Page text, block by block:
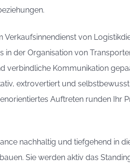
Verkaufsinnendienst von
in der Organisation von
verbindliche Kommunikation
extrovertiert und selbstbewusst
Auftreten runden Ihr
nachhaltig und tiefgehend in
Sie werden aktiv das